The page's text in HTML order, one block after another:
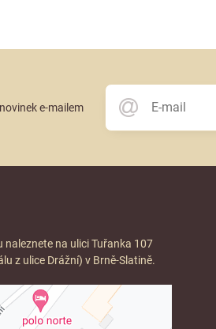
e-mailem
naleznete na ulici Tuřanka 107
z ulice Drážní) v Brně-Slatině.